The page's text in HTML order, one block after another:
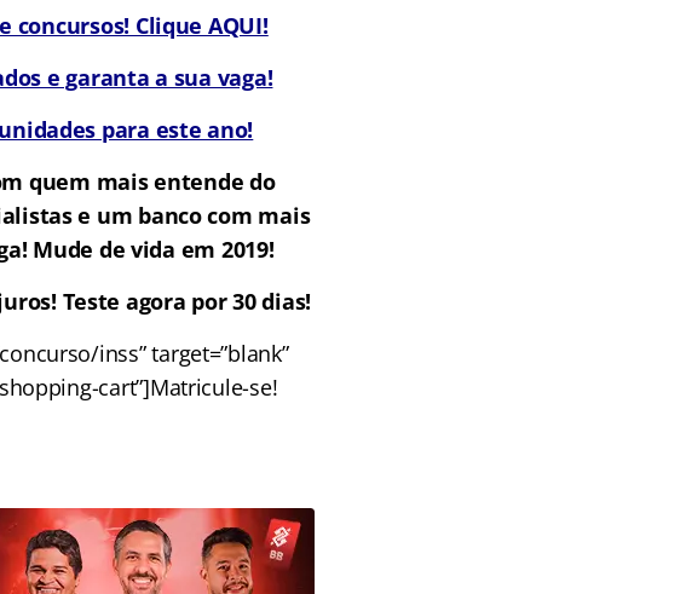
concursos! Clique AQUI!
e garanta a sua vaga!
para este ano!
quem mais entende do
e um banco com mais
Mude de vida em 2019!
Teste agora por 30 dias!
inss” target=”blank”
cart”]Matricule-se!